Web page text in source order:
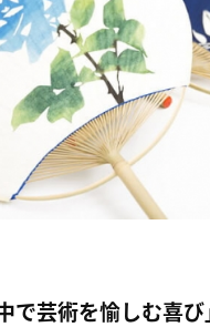
で芸術を愉しむ喜